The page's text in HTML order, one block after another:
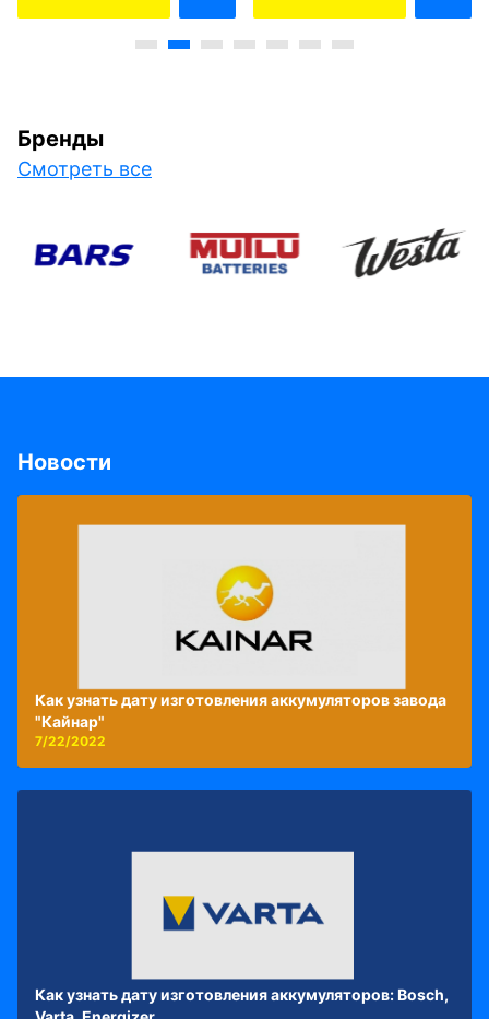
Бренды
Смотреть все
Новости
Как узнать дату изготовления аккумуляторов завода
"Кайнар"
7/22/2022
Как узнать дату изготовления аккумуляторов: Bosch,